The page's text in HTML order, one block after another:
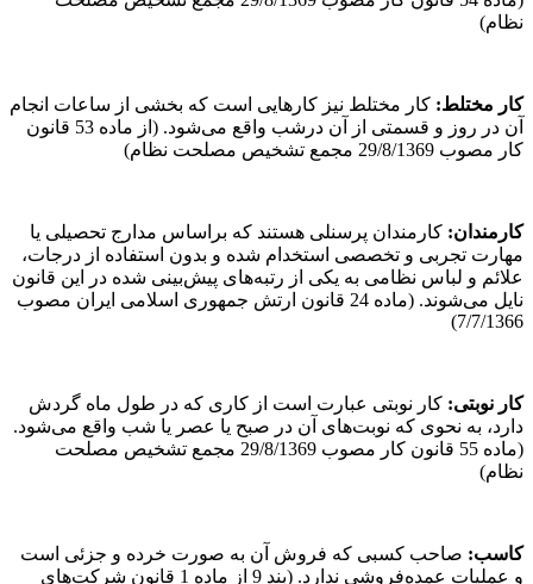
نظام)
کار مختلط: کار مختلط نیز کارهایی است که بخشی از ساعات انجام
آن در روز و قسمتی از آن درشب واقع می‌شود. (از ماده 53 قانون
کار مصوب 29/8/1369 مجمع تشخیص مصلحت نظام)
کارمندان: کارمندان پرسنلی هستند که براساس مدارج تحصیلی یا
مهارت تجربی و تخصصی استخدام شده و بدون استفاده از درجات،
علائم و لباس نظامی به یکی از رتبه‌های پیش‌بینی شده در این قانون
نایل می‌شوند. (ماده 24 قانون ارتش جمهوری اسلامی ایران مصوب
7/7/1366)
کار نوبتی: کار نوبتی عبارت است از کاری که در طول ماه گردش
دارد، به نحوی که نوبت‌های آن در صبح یا عصر یا شب واقع می‌شود.
(ماده 55 قانون کار مصوب 29/8/1369 مجمع تشخیص مصلحت
نظام)
کاسب: صاحب کسبی که فروش آن به صورت خرده و جزئی است
و عملیات عمده‌فروشی ندارد. (بند 9 از ماده 1 قانون شرکت‌های